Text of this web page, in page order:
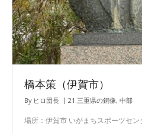
橋本策（伊賀市）
By ヒロ団長 21.三重県の銅像, 中部
場所：伊賀市 いがまちスポーツセ